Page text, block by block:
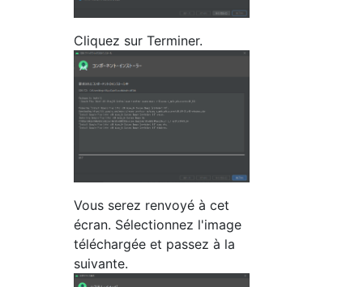
Cliquez sur Terminer.
Vous serez renvoyé à cet
écran. Sélectionnez l'image
téléchargée et passez à la
suivante.